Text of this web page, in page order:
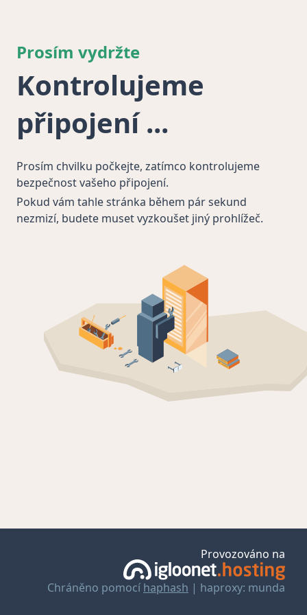
Prosím vydržte
Kontrolujeme
připojení
Prosím chvilku počkejte, zatímco kontrolujeme
bezpečnost vašeho připojení.
Pokud vám tahle stránka během pár sekund
nezmizí, budete muset vyzkoušet jiný prohlížeč.
Provozováno na
Chráněno pomocí haphash | haproxy: munda